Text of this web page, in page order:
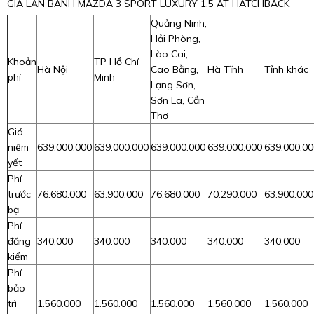
GIÁ LĂN BÁNH MAZDA 3 SPORT LUXURY 1.5 AT HATCHBACK
Khoản
phí
Hà Nội
TP Hồ Chí
Minh
Quảng Ninh,
Hải Phòng,
Lào Cai,
Cao Bằng,
Lạng Sơn,
Sơn La, Cần
Thơ
Hà Tĩnh Tỉnh khác
Giá
niêm
yết
639.000.000639.000.000639.000.000639.000.000
Phí
trước
bạ
76.680.000 63.900.000 76.680.000 70.290.000 63.900.000
Phí
đăng
kiểm
340.000 340.000 340.000 340.000 340.000
Phí
bảo
trì
1.560.000 1.560.000 1.560.000 1.560.000 1.560.000